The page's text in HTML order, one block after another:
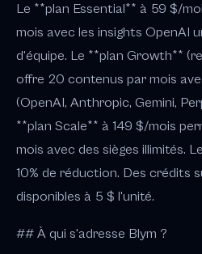
Le **plan Essential** à 59 $/
mois avec les insights OpenAI
d'équipe. Le **plan Growth**
offre 20 contenus par mois
(OpenAI, Anthropic, Gemini,
**plan Scale** à 149 $/mois
mois avec des sièges illimités.
10% de réduction. Des crédits
disponibles à 5 $ l'unité.
## À qui s'adresse Blym ?